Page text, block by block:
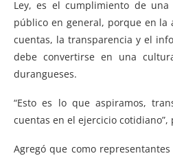
Ley, es el cumplimiento de
público en general, porque en
cuentas, la transparencia y el
debe convertirse en una
durangueses.
“Esto es lo que aspiramos,
cuentas en el ejercicio cotidiano”,
Agregó que como